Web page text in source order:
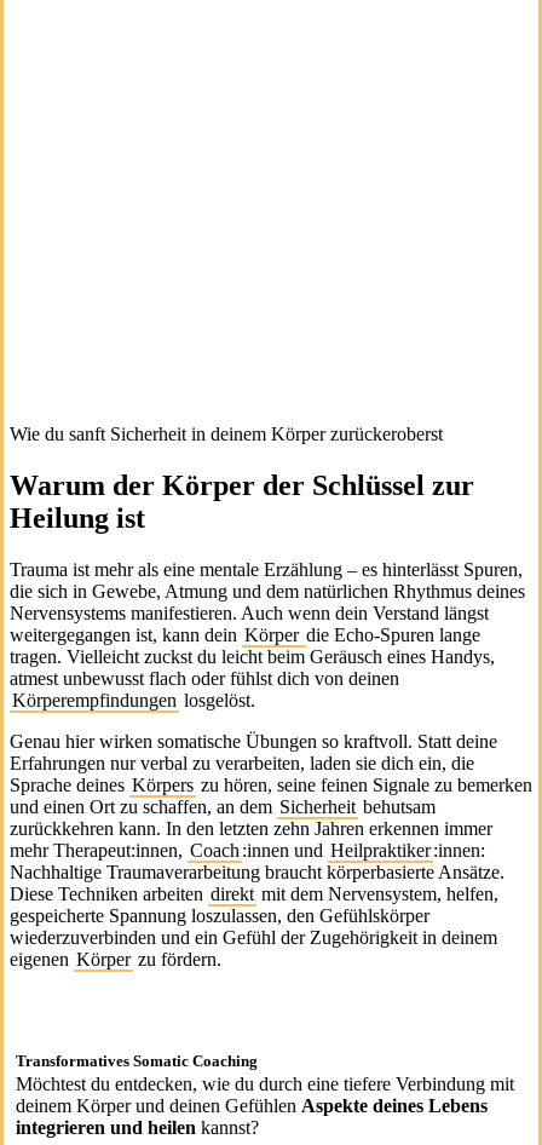
Wie du sanft Sicherheit in deinem Körper zurückeroberst
Warum der Körper der Schlüssel zur
Heilung ist
Trauma ist mehr als eine mentale Erzählung – es hinterlässt Spuren,
die sich in Gewebe, Atmung und dem natürlichen Rhythmus deines
Nervensystems manifestieren. Auch wenn dein Verstand längst
weitergegangen ist, kann dein Körper die Echo­-Spuren lange
tragen. Vielleicht zuckst du leicht beim Geräusch eines Handys,
atmest unbewusst flach oder fühlst dich von deinen
Körperempfindungen losgelöst.
Genau hier wirken somatische Übungen so kraftvoll. Statt deine
Erfahrungen nur verbal zu verarbeiten, laden sie dich ein, die
Sprache deines Körpers zu hören, seine feinen Signale zu bemerken
und einen Ort zu schaffen, an dem Sicherheit behutsam
zurückkehren kann. In den letzten zehn Jahren erkennen immer
mehr Therapeut:innen, Coach :innen und Heilpraktiker:innen:
Nachhaltige Traumaverarbeitung braucht körperbasierte Ansätze.
Diese Techniken arbeiten direkt mit dem Nervensystem, helfen,
gespeicherte Spannung loszulassen, den Gefühlskörper
wiederzuverbinden und ein Gefühl der Zugehörigkeit in deinem
eigenen Körper zu fördern.
Transformatives Somatic Coaching
Möchtest du entdecken, wie du durch eine tiefere Verbindung mit
deinem Körper und deinen Gefühlen Aspekte deines Lebens
integrieren und heilen kannst?